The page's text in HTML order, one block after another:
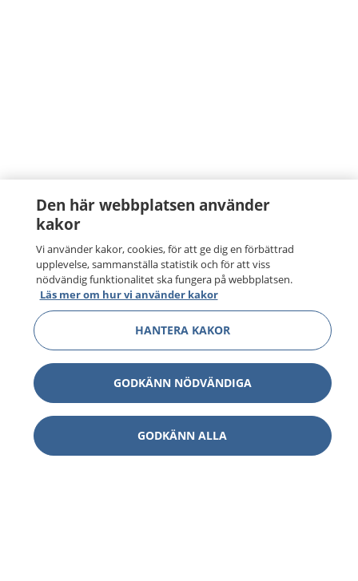
1177–tryggt om din hälsa och vård
På 1177.se får du råd om hälsa och information om
sjukdomar och vilka mottagningar du kan kontakta.
Logga in för att läsa din journal och göra dina
vårdärenden. Ring telefonnummer 1177 för
Den här webbplatsen använder
kakor
Vi använder kakor, cookies, för att ge dig en förbättrad
upplevelse, sammanställa statistik och för att viss
nödvändig funktionalitet ska fungera på webbplatsen.
Läs mer om hur vi använder kakor
HANTERA KAKOR
GODKÄNN NÖDVÄNDIGA
GODKÄNN ALLA